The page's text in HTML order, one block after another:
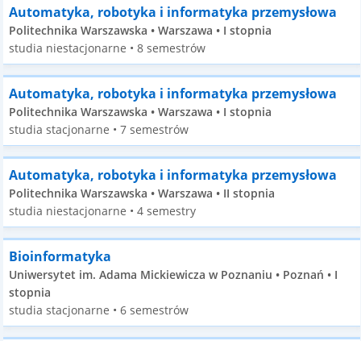
Automatyka, robotyka i informatyka przemysłowa
Politechnika Warszawska • Warszawa • I stopnia
studia niestacjonarne • 8 semestrów
Automatyka, robotyka i informatyka przemysłowa
Politechnika Warszawska • Warszawa • I stopnia
studia stacjonarne • 7 semestrów
Automatyka, robotyka i informatyka przemysłowa
Politechnika Warszawska • Warszawa • II stopnia
studia niestacjonarne • 4 semestry
Bioinformatyka
Uniwersytet im. Adama Mickiewicza w Poznaniu • Poznań • I
stopnia
studia stacjonarne • 6 semestrów